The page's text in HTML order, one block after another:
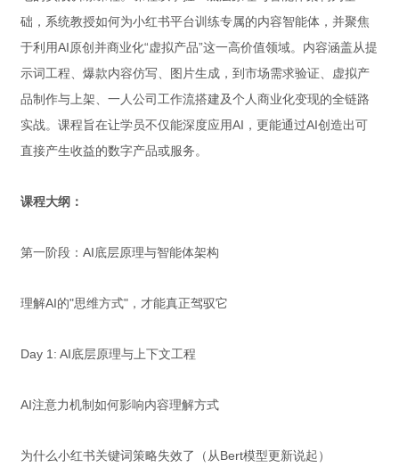
础，系统教授如何为小红书平台训练专属的内容智能体，并聚焦
于利用AI原创并商业化“虚拟产品”这一高价值领域。内容涵盖从提
示词工程、爆款内容仿写、图片生成，到市场需求验证、虚拟产
品制作与上架、一人公司工作流搭建及个人商业化变现的全链路
实战。课程旨在让学员不仅能深度应用AI，更能通过AI创造出可
直接产生收益的数字产品或服务。
课程大纲：
第一阶段：AI底层原理与智能体架构
理解AI的"思维方式"，才能真正驾驭它
Day 1: AI底层原理与上下文工程
AI注意力机制如何影响内容理解方式
为什么小红书关键词策略失效了（从Bert模型更新说起）